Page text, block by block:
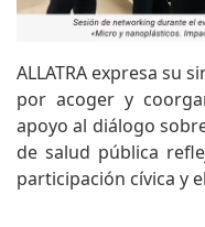
ALLATRA expresa su
por acoger y
apoyo al diálogo
de salud pública
participación cívica y